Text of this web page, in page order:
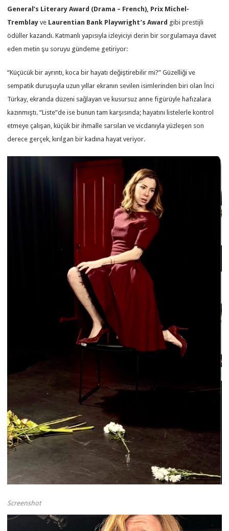
General’s Literary Award (Drama – French), Prix Michel-
Tremblay ve Laurentian Bank Playwright’s Award gibi prestijli
ödüller kazandı. Katmanlı yapısıyla izleyiciyi derin bir sorgulamaya davet
eden metin şu soruyu gündeme getiriyor:
“Küçücük bir ayrıntı, koca bir hayatı değiştirebilir mi?” Güzelliği ve
sempatik duruşuyla uzun yıllar ekranın sevilen isimlerinden biri olan İnci
Türkay, ekranda düzeni sağlayan ve kusursuz anne figürüyle hafızalara
kazınmıştı. “Liste”de ise bunun tam karşısında; hayatını listelerle kontrol
etmeye çalışan, küçük bir ihmalle sarsılan ve vicdanıyla yüzleşen son
derece gerçek, kırılgan bir kadına hayat veriyor.
Screenshot